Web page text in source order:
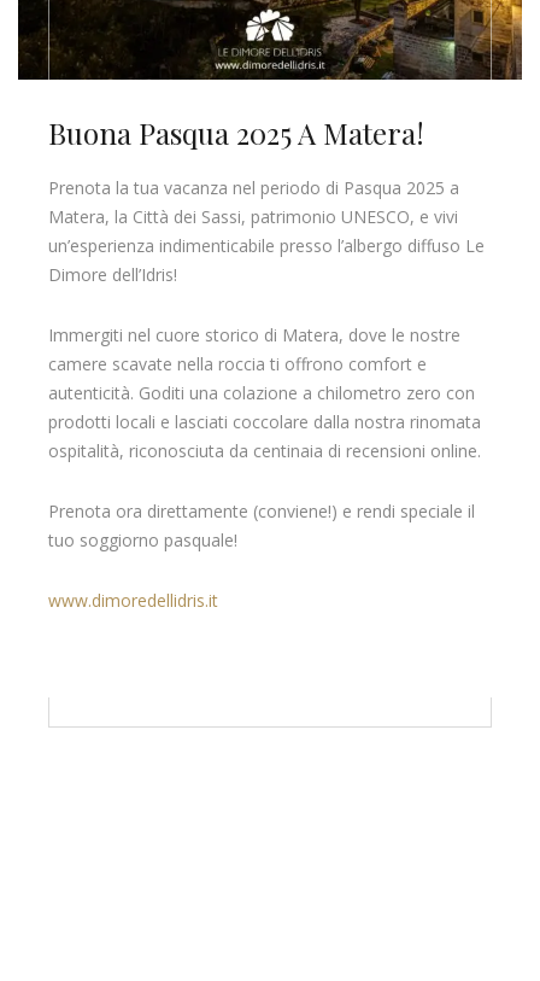
Buona Pasqua 2025 A Matera!
Prenota la tua vacanza nel periodo di Pasqua 2025 a
Matera, la Città dei Sassi, patrimonio UNESCO, e vivi
un’esperienza indimenticabile presso l’albergo diffuso Le
Dimore dell’Idris!
Immergiti nel cuore storico di Matera, dove le nostre
camere scavate nella roccia ti offrono comfort e
autenticità. Goditi una colazione a chilometro zero con
prodotti locali e lasciati coccolare dalla nostra rinomata
ospitalità, riconosciuta da centinaia di recensioni online.
Prenota ora direttamente (conviene!) e rendi speciale il
tuo soggiorno pasquale!
www.dimoredellidris.it